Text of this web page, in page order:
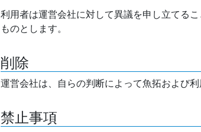
利用者は運営会社に対して異議を申し立てる
ものとします。
削除
運営会社は、自らの判断によって魚拓および
禁止事項